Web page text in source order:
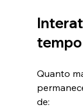
Quanto
de: